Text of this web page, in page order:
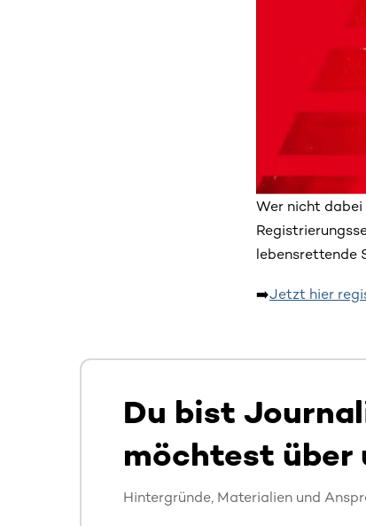
Wer nicht dabei
lebensrettende
➡️Jetzt hier
Du bist
möchtest über
Hintergründe, Materialien und